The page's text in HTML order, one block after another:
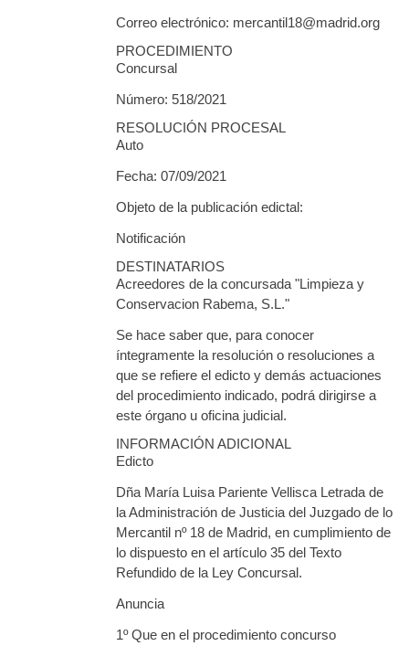
Correo electrónico: mercantil18@madrid.org
PROCEDIMIENTO
Concursal
Número: 518/2021
RESOLUCIÓN PROCESAL
Auto
Fecha: 07/09/2021
Objeto de la publicación edictal:
Notificación
DESTINATARIOS
Acreedores de la concursada "Limpieza y
Conservacion Rabema, S.L."
Se hace saber que, para conocer
íntegramente la resolución o resoluciones a
que se refiere el edicto y demás actuaciones
del procedimiento indicado, podrá dirigirse a
este órgano u oficina judicial.
INFORMACIÓN ADICIONAL
Edicto
Dña María Luisa Pariente Vellisca Letrada de
la Administración de Justicia del Juzgado de lo
Mercantil nº 18 de Madrid, en cumplimiento de
lo dispuesto en el artículo 35 del Texto
Refundido de la Ley Concursal.
Anuncia
1º Que en el procedimiento concurso